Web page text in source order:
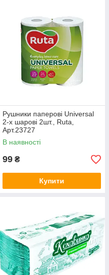
Рушники паперові Universal
2-х шарові 2шт., Ruta,
Арт.23727
В наявності
99 ₴
Купити